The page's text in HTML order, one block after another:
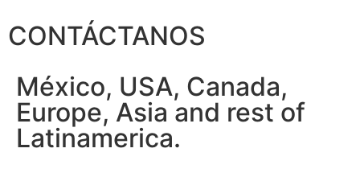
CONTÁCTANOS
México, USA, Canada,
Europe, Asia and rest of
Latinamerica.